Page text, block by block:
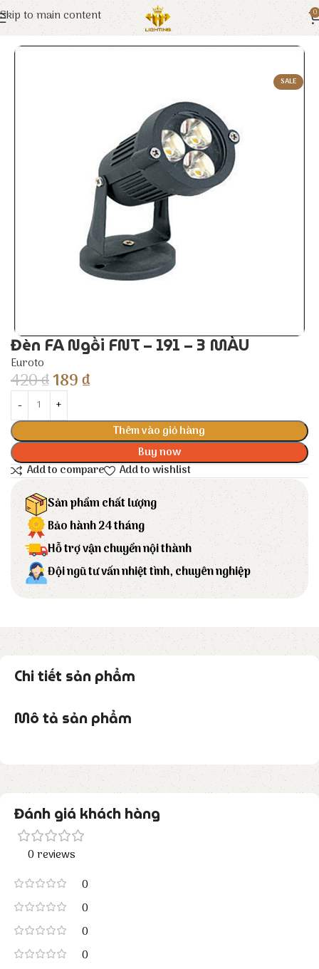
Skip to main content 0
Trang chủ Euroto Đèn LED
SALE
Đèn FA Ngồi FNT – 191 – 3 MÀU
Euroto
420₫189₫
Thêm vào giỏ hàng
Buy now
Add to compare
Add to wishlist
Sản phẩm chất lượng
Bảo hành 24 tháng
Hỗ trợ vận chuyển nội thành
Đội ngũ tư vấn nhiệt tình, chuyên nghiệp
Chi tiết sản phẩm
Mô tả sản phẩm
Đánh giá khách hàng
0 reviews
0
0
0
0